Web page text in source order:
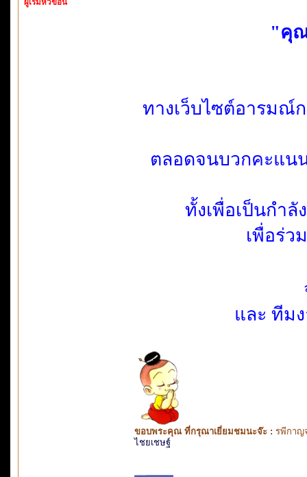
"คุณ
ทางเว็บไซต์อารมณ์
ตลอดจนบวกคะแน
ทั้งเพื่อเป็นกำ
เพื่อร่ว
และ ทีม
ขอบพระคุณ ที่กรุณาเยี่ยมชมนะจ๊ะ : รพีกาญ
ไชยเชษฐ์